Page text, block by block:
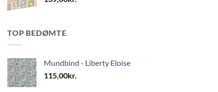
TOP BEDØMTE
Mundbind - Liberty Eloise
115,00kr.